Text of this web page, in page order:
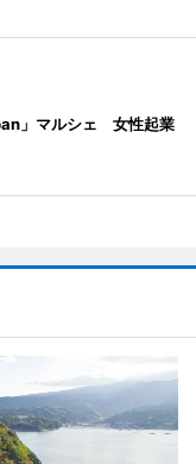
」マルシェ 女性起業